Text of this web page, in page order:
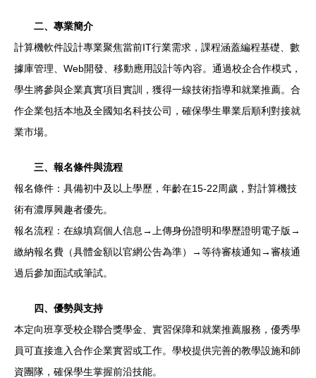
二、專業簡介
計算機軟件設計專業聚焦當前IT行業需求，課程涵蓋編程基礎、數
據庫管理、Web開發、移動應用設計等內容。通過校企合作模式，
學生將參與企業真實項目實訓，獲得一線技術指導和就業推薦。合
作企業包括本地及全國知名科技公司，確保學生畢業后順利對接就
業市場。
三、報名條件與流程
報名條件：具備初中及以上學歷，年齡在15-22周歲，對計算機技
術有濃厚興趣者優先。
報名流程：在線填寫個人信息→上傳身份證明和學歷證明電子版→
繳納報名費（具體金額以官網公告為準）→等待審核通知→審核通
過后參加面試或筆試。
四、優勢與支持
本定向班享受校企聯合獎學金、實習保障和就業推薦服務，優秀學
員可直接進入合作企業實習或工作。學校提供完善的教學設施和師
資團隊，確保學生掌握前沿技能。